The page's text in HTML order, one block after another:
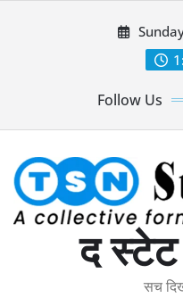
Follow Us
द स्टेट
सच